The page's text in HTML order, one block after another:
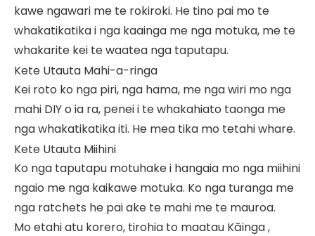
kawe ngawari me te rokiroki. He tino pai mo te
whakatikatika i nga kaainga me nga motuka, me te
whakarite kei te waatea nga taputapu.
Kete Utauta Mahi-a-ringa
Kei roto ko nga piri, nga hama, me nga wiri mo nga
mahi DIY o ia ra, penei i te whakahiato taonga me
nga whakatikatika iti. He mea tika mo tetahi whare.
Kete Utauta Miihini
Ko nga taputapu motuhake i hangaia mo nga miihini
ngaio me nga kaikawe motuka. Ko nga turanga me
nga ratchets he pai ake te mahi me te mauroa.
Mo etahi atu korero, tirohia to maatau Kāinga,